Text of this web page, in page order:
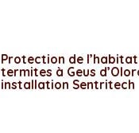
Protection de
termites à Geus
installation Sentritech